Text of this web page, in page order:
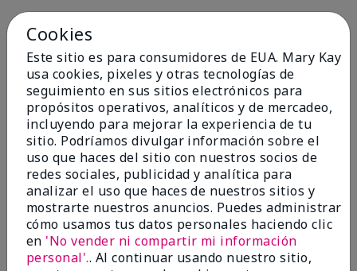
OPINIONES
4.8
Cookies
Este sitio es para consumidores de EUA. Mary Kay
usa cookies, pixeles y otras tecnologías de
seguimiento en sus sitios electrónicos para
propósitos operativos, analíticos y de mercadeo,
incluyendo para mejorar la experiencia de tu
sitio. Podríamos divulgar información sobre el
uso que haces del sitio con nuestros socios de
redes sociales, publicidad y analítica para
analizar el uso que haces de nuestros sitios y
mostrarte nuestros anuncios. Puedes administrar
cómo usamos tus datos personales haciendo clic
en 'No vender ni compartir mi información
personal'.. Al continuar usando nuestro sitio,